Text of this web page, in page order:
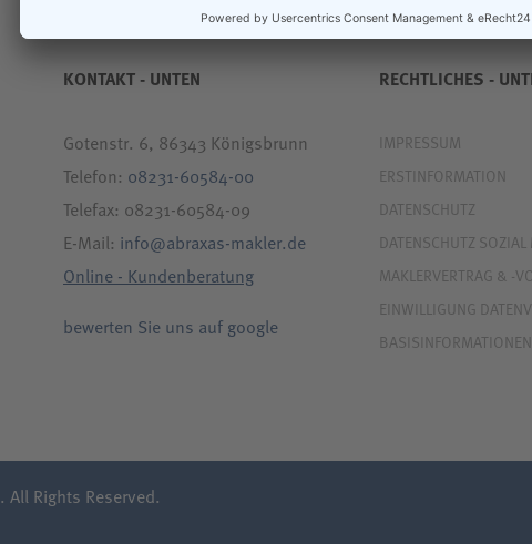
KONTAKT - UNTEN
Gotenstr. 6, 86343 Königsbrunn
Telefon: 08231-60584-00
Telefax: 08231-60584-09
E-Mail: info@abraxas-makler.de
Online - Kundenberatung
bewerten Sie uns auf google
RECHTLICHES -
IMPRESSUM
ERSTINFORMATION
DATENSCHUTZ
DATENSCHUTZ
MAKLERVERTRAG & -
EINWILLIGUNG
BASISINFORMATIONEN
. All Rights Reserved.